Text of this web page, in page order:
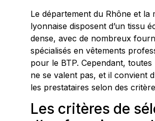
Le département du Rhône et la
lyonnaise disposent d’un tissu
dense, avec de nombreux
spécialisés en vêtements
pour le BTP. Cependant, toutes
ne se valent pas, et il convient
les prestataires selon des
Les critères de